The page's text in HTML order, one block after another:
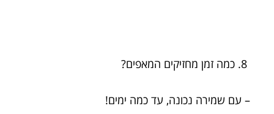
כמה זמן מחזיקים המאפים?
– עם שמירה נכונה, עד כמה ימים!